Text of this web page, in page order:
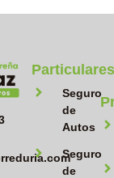
Particulares
Seguro
de
Autos
Seguro
de